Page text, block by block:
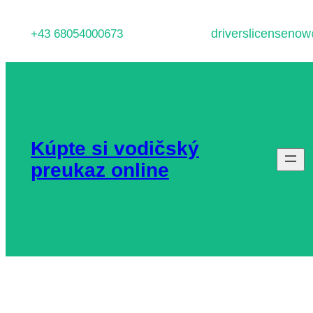
obsah
+43 68054000673
Kúpte si vodičský
preukaz online